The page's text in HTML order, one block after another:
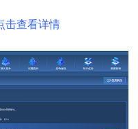
击查看详情